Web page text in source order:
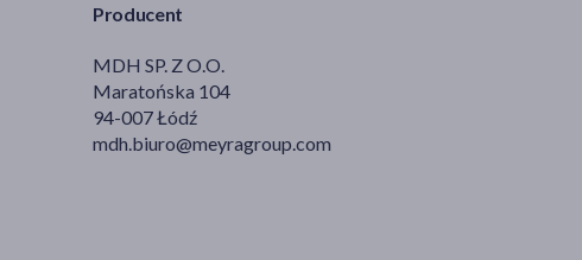
Producent
MDH SP. Z O.O.
Maratońska 104
94-007 Łódź
mdh.biuro@meyragroup.com